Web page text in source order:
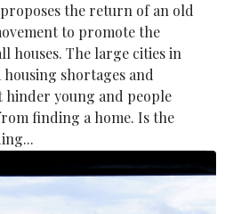
the return of an old
to promote the
houses. The large cities in
shortages and
hinder young and people
finding a home. Is the